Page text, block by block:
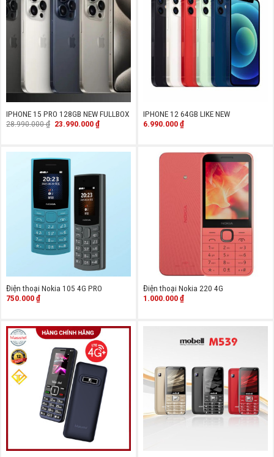
IPHONE 15 PRO 128GB NEW FULLBOX
28.990.000₫ Giá
23.990.000₫Giá
23.990.000 ₫.
IPHONE 12 64GB LIKE NEW
6.990.000₫
Điện thoại Nokia 105 4G PRO
750.000₫
Điện thoại Nokia 220 4G
1.000.000₫